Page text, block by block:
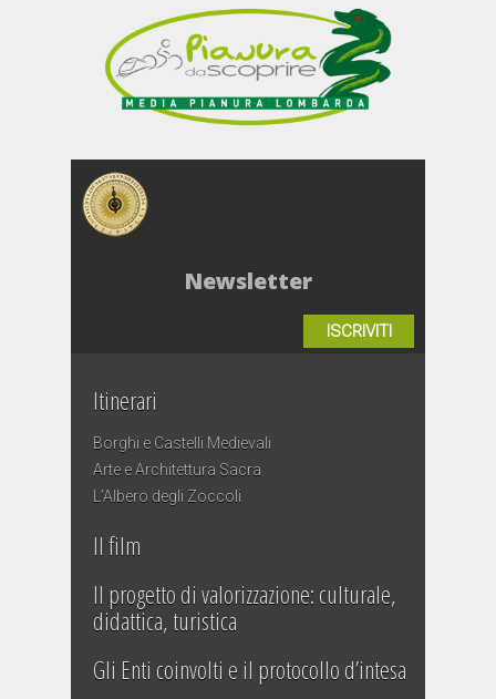
Newsletter
ISCRIVITI
Itinerari
Borghi e Castelli Medievali
Arte e Architettura Sacra
L’Albero degli Zoccoli
Il film
Il progetto di valorizzazione: culturale,
didattica, turistica
Gli Enti coinvolti e il protocollo d’intesa